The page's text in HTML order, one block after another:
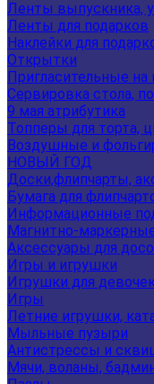
Ленты выпускника,
Ленты для подарков
Наклейки для
Открытки
Пригласительные на
Сервировка стола,
9 мая атрибутика
Топперы для торта,
Воздушные и
НОВЫЙ ГОД
Доски,флипчарты,
Бумага для
Информационные
Магнитно-
Аксессуары для
Игры и игрушки
Игрушки для
Игры
Летние игрушки,
Мыльные пузыри
Антистрессы и
Мячи, воланы,